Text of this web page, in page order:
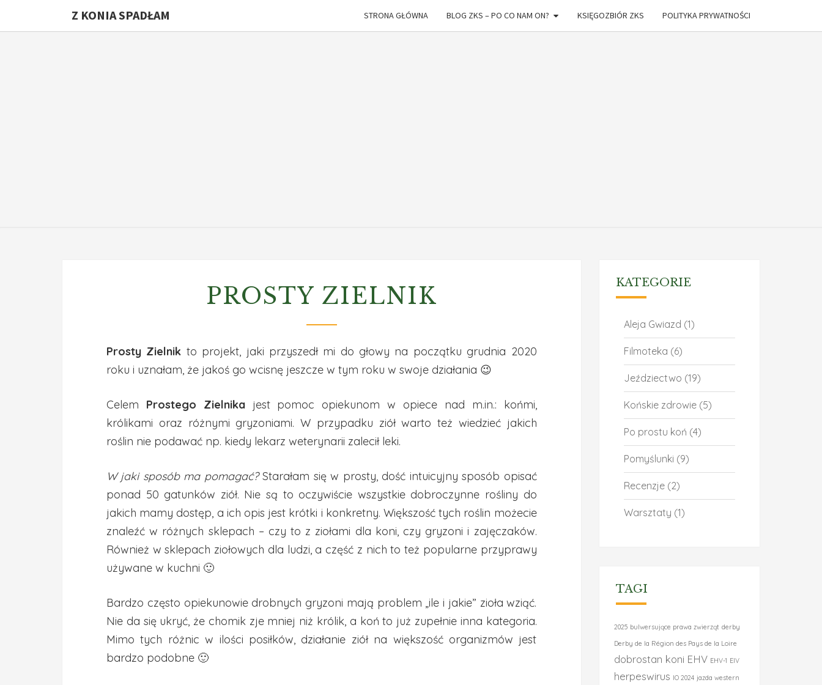
Z KONIA SPADŁAM STRONA GŁÓWNA BLOG ZKS – PO CO NAM ON? KSIĘGOZBIÓR ZKS POLITYKA PRYWATNOŚCI
ZIELNIK
PROSTY ZIELNIK
Prosty Zielnik to projekt, jaki przyszedł mi do głowy na początku grudnia 2020
roku i uznałam, że jakoś go wcisnę jeszcze w tym roku w swoje działania 😉
Celem Prostego Zielnikajest pomoc opiekunom w opiece nad m.in.: końmi,
królikami oraz różnymi gryzoniami. W przypadku ziół warto też wiedzieć jakich
roślin nie podawać np. kiedy lekarz weterynarii zalecił leki.
W jaki sposób ma pomagać?Starałam się w prosty, dość intuicyjny sposób opisać
ponad 50 gatunków ziół. Nie są to oczywiście wszystkie dobroczynne rośliny do
jakich mamy dostęp, a ich opis jest krótki i konkretny. Większość tych roślin możecie
znaleźć w różnych sklepach – czy to z ziołami dla koni, czy gryzoni i zajęczaków.
Również w sklepach ziołowych dla ludzi, a część z nich to też popularne przyprawy
używane w kuchni 🙂
Bardzo często opiekunowie drobnych gryzoni mają problem „ile i jakie” zioła wziąć.
Nie da się ukryć, że chomik zje mniej niż królik, a koń to już zupełnie inna kategoria.
Mimo tych różnic w ilości posiłków, działanie ziół na większość organizmów jest
bardzo podobne 🙂
KATEGORIE
Aleja Gwiazd (1)
Filmoteka (6)
Jeździectwo (19)
Końskie zdrowie(5)
Po prostu koń (4)
Pomyślunki (9)
Recenzje(2)
Warsztaty (1)
TAGI
2025 bulwersujące prawa zwierząt derby
Derby de la Région des Pays de la Loire
dobrostan koni EHV EHV-1 EIV
herpeswirus IO 2024 jazda western